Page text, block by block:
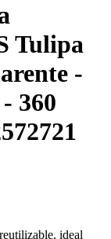
Tulipa
-
360
ideal